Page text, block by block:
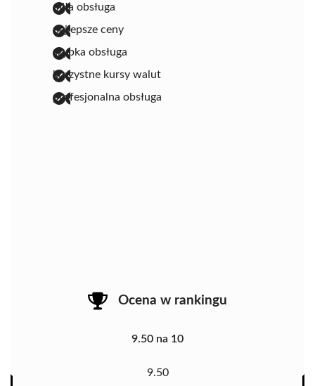
miła obsługa
najlepsze ceny
szybka obsługa
korzystne kursy walut
profesjonalna obsługa
Ocena w rankingu
9.50 na 10
9.50